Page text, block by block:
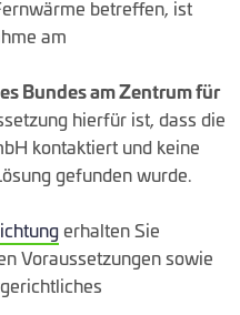
betreffen, ist
am
Bundes am Zentrum für
hierfür ist, dass die
kontaktiert und keine
gefunden wurde.
erhalten Sie
Voraussetzungen sowie